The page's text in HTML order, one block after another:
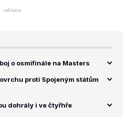
o osmifinále na Masters
proti Spojeným státům
dohrály i ve čtyřhře